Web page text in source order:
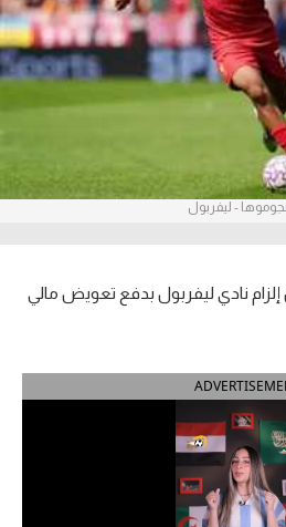
- ليفربول
نادي ليفربول بدفع تعويض مالي